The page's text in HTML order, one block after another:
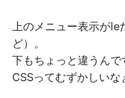
上のメニュー表示が
ど）。
下もちょっと違うんで
CSSってむずかしいな